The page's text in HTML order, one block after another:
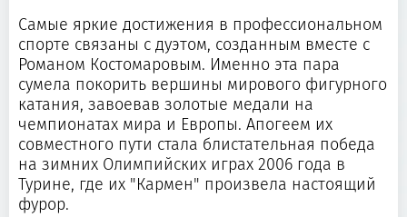
Самые яркие достижения в профессиональном
спорте связаны с дуэтом, созданным вместе с
Романом Костомаровым. Именно эта пара
сумела покорить вершины мирового фигурного
катания, завоевав золотые медали на
чемпионатах мира и Европы. Апогеем их
совместного пути стала блистательная победа
на зимних Олимпийских играх 2006 года в
Турине, где их "Кармен" произвела настоящий
фурор.